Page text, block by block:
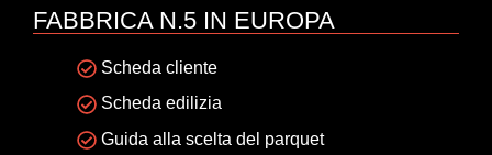
FABBRICA N.5 IN EUROPA
Scheda cliente
Scheda edilizia
Guida alla scelta del parquet